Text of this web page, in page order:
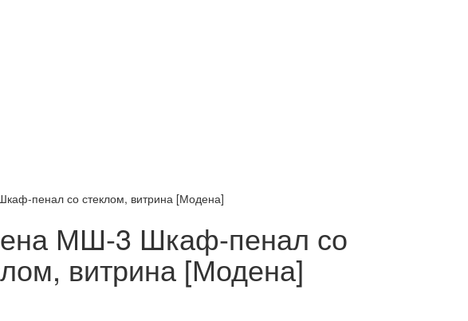
пенал со стеклом, витрина [Модена]
МШ-3 Шкаф-пенал со
витрина [Модена]